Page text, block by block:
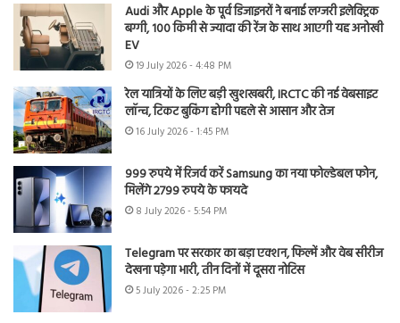
Audi और Apple के पूर्व डिजाइनरों ने बनाई लग्जरी इलेक्ट्रिक
बग्गी, 100 किमी से ज्यादा की रेंज के साथ आएगी यह अनोखी
EV
19 July 2026 - 4:48 PM
रेल यात्रियों के लिए बड़ी खुशखबरी, IRCTC की नई वेबसाइट
लॉन्च, टिकट बुकिंग होगी पहले से आसान और तेज
16 July 2026 - 1:45 PM
999 रुपये में रिजर्व करें Samsung का नया फोल्डेबल फोन,
मिलेंगे 2799 रुपये के फायदे
8 July 2026 - 5:54 PM
Telegram पर सरकार का बड़ा एक्शन, फिल्में और वेब सीरीज
देखना पड़ेगा भारी, तीन दिनों में दूसरा नोटिस
5 July 2026 - 2:25 PM